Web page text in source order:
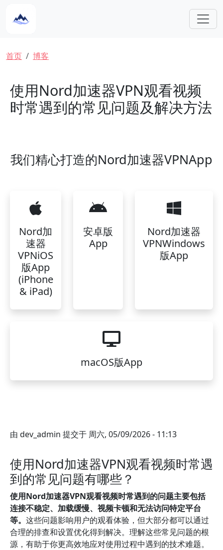
面包屑
首页 博客
使用Nord加速器VPN观看视频
时常遇到的常见问题及解决方法
我们精心打造的Nord加速器VPNApp
Nord加
速器
VPNiOS
版App
(iPhone
& iPad)
安卓版
App
Nord加速器
VPNWindows
版App
macOS版App
由 dev_admin 提交于 周六, 05/09/2026 - 11:13
使用Nord加速器VPN观看视频时常遇
到的常见问题有哪些？
使用Nord加速器VPN观看视频时常遇到的问题主要包括
连接不稳定、加载缓慢、视频卡顿和无法访问特定平台
等。 这些问题影响用户的观看体验，但大部分都可以通过
合理的排查和设置优化得到解决。理解这些常见问题的根
源，有助于你更高效地应对使用过程中遇到的技术难题。